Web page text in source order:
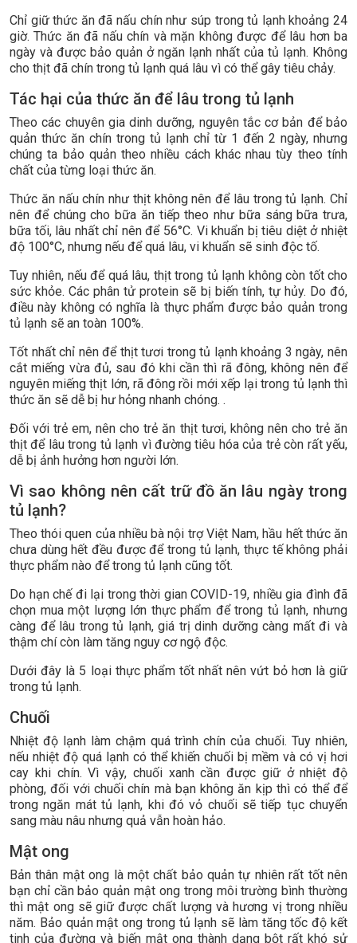
Chỉ giữ thức ăn đã nấu chín như súp trong tủ lạnh khoảng 24
giờ. Thức ăn đã nấu chín và mặn không được để lâu hơn ba
ngày và được bảo quản ở ngăn lạnh nhất của tủ lạnh. Không
cho thịt đã chín trong tủ lạnh quá lâu vì có thể gây tiêu chảy.
Tác hại của thức ăn để lâu trong tủ lạnh
Theo các chuyên gia dinh dưỡng, nguyên tắc cơ bản để bảo
quản thức ăn chín trong tủ lạnh chỉ từ 1 đến 2 ngày, nhưng
chúng ta bảo quản theo nhiều cách khác nhau tùy theo tính
chất của từng loại thức ăn.
Thức ăn nấu chín như thịt không nên để lâu trong tủ lạnh. Chỉ
nên để chúng cho bữa ăn tiếp theo như bữa sáng bữa trưa,
bữa tối, lâu nhất chỉ nên để 56°C. Vi khuẩn bị tiêu diệt ở nhiệt
độ 100°C, nhưng nếu để quá lâu, vi khuẩn sẽ sinh độc tố.
Tuy nhiên, nếu để quá lâu, thịt trong tủ lạnh không còn tốt cho
sức khỏe. Các phân tử protein sẽ bị biến tính, tự hủy. Do đó,
điều này không có nghĩa là thực phẩm được bảo quản trong
tủ lạnh sẽ an toàn 100%.
Tốt nhất chỉ nên để thịt tươi trong tủ lạnh khoảng 3 ngày, nên
cắt miếng vừa đủ, sau đó khi cần thì rã đông, không nên để
nguyên miếng thịt lớn, rã đông rồi mới xếp lại trong tủ lạnh thì
thức ăn sẽ dễ bị hư hỏng nhanh chóng. .
Đối với trẻ em, nên cho trẻ ăn thịt tươi, không nên cho trẻ ăn
thịt để lâu trong tủ lạnh vì đường tiêu hóa của trẻ còn rất yếu,
dễ bị ảnh hưởng hơn người lớn.
Vì sao không nên cất trữ đồ ăn lâu ngày trong
tủ lạnh?
Theo thói quen của nhiều bà nội trợ Việt Nam, hầu hết thức ăn
chưa dùng hết đều được để trong tủ lạnh, thực tế không phải
thực phẩm nào để trong tủ lạnh cũng tốt.
Do hạn chế đi lại trong thời gian COVID-19, nhiều gia đình đã
chọn mua một lượng lớn thực phẩm để trong tủ lạnh, nhưng
càng để lâu trong tủ lạnh, giá trị dinh dưỡng càng mất đi và
thậm chí còn làm tăng nguy cơ ngộ độc.
Dưới đây là 5 loại thực phẩm tốt nhất nên vứt bỏ hơn là giữ
trong tủ lạnh.
Chuối
Nhiệt độ lạnh làm chậm quá trình chín của chuối. Tuy nhiên,
nếu nhiệt độ quá lạnh có thể khiến chuối bị mềm và có vị hơi
cay khi chín. Vì vậy, chuối xanh cần được giữ ở nhiệt độ
phòng, đối với chuối chín mà bạn không ăn kịp thì có thể để
trong ngăn mát tủ lạnh, khi đó vỏ chuối sẽ tiếp tục chuyển
sang màu nâu nhưng quả vẫn hoàn hảo.
Mật ong
Bản thân mật ong là một chất bảo quản tự nhiên rất tốt nên
bạn chỉ cần bảo quản mật ong trong môi trường bình thường
thì mật ong sẽ giữ được chất lượng và hương vị trong nhiều
năm. Bảo quản mật ong trong tủ lạnh sẽ làm tăng tốc độ kết
tinh của đường và biến mật ong thành dạng bột rất khó sử